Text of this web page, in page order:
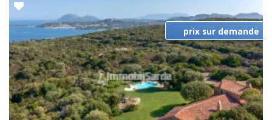
prix sur demande